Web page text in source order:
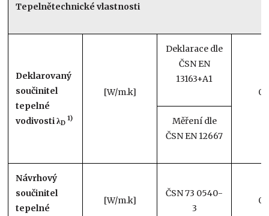
Tepelnětechnické vlastnosti
Deklarovaný
součinitel
tepelné
vodivosti λD
1)
[W/m.k]
Deklarace dle
ČSN EN
13163+A1
Měření dle
ČSN EN 12667
Návrhový
součinitel
tepelné
[W/m.k]
ČSN 73 0540-
3